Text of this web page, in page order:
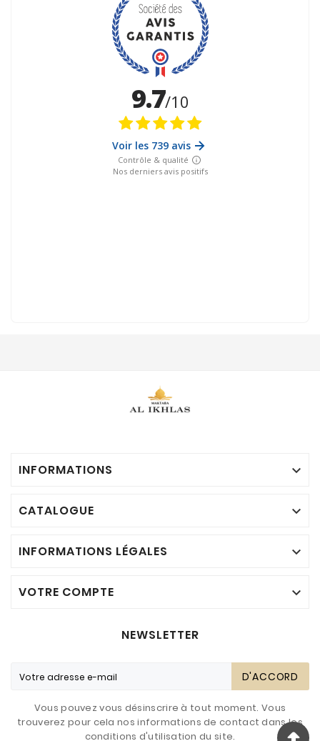
INFORMATIONS 
CATALOGUE 
INFORMATIONS LÉGALES 
VOTRE COMPTE 
NEWSLETTER
D'ACCORD
Vous pouvez vous désinscrire à tout moment. Vous
trouverez pour cela nos informations de contact dans les
conditions d'utilisation du site.